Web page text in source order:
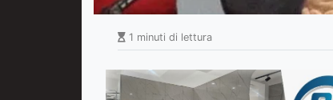
1 minuti di lettura